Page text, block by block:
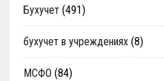
Бухучет(491)
бухучет в учреждениях(8)
МСФО (84)